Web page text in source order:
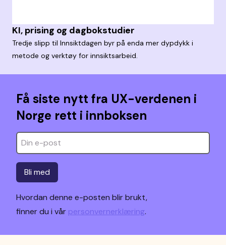
KI, prising og dagbokstudier
Tredje slipp til Innsiktdagen byr på enda mer dypdykk i
metode og verktøy for innsiktsarbeid.
Få siste nytt fra UX-verdenen i
Norge rett i innboksen
Bli med
Hvordan denne e-posten blir brukt,
finner du i vår personvernerklæring.